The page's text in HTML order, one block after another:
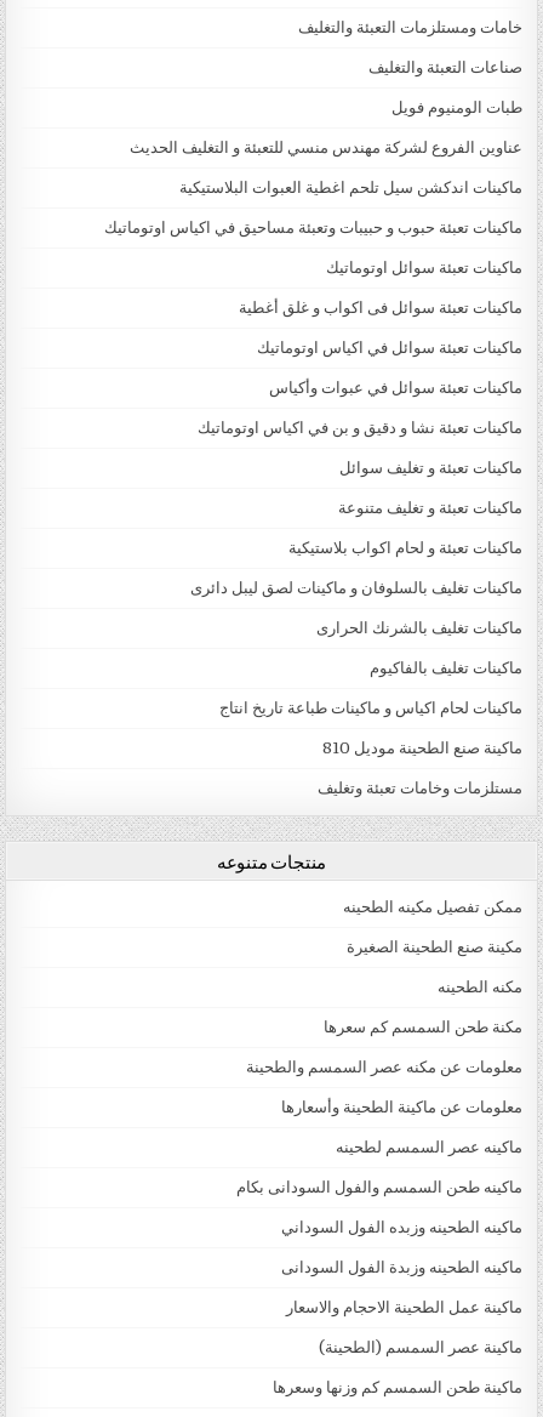
خامات ومستلزمات التعبئة والتغليف
صناعات التعبئة والتغليف
طبات الومنيوم فويل
عناوين الفروع لشركة مهندس منسي للتعبئة و التغليف الحديث
ماكينات اندكشن سيل تلحم اغطية العبوات البلاستيكية
ماكينات تعبئة حبوب و حبيبات وتعبئة مساحيق في اكياس اوتوماتيك
ماكينات تعبئة سوائل اوتوماتيك
ماكينات تعبئة سوائل فى اكواب و غلق أغطية
ماكينات تعبئة سوائل في اكياس اوتوماتيك
ماكينات تعبئة سوائل في عبوات وأكياس
ماكينات تعبئة نشا و دقيق و بن في اكياس اوتوماتيك
ماكينات تعبئة و تغليف سوائل
ماكينات تعبئة و تغليف متنوعة
ماكينات تعبئة و لحام اكواب بلاستيكية
ماكينات تغليف بالسلوفان و ماكينات لصق ليبل دائرى
ماكينات تغليف بالشرنك الحرارى
ماكينات تغليف بالفاكيوم
ماكينات لحام اكياس و ماكينات طباعة تاريخ انتاج
ماكينة صنع الطحينة موديل 810
مستلزمات وخامات تعبئة وتغليف
منتجات متنوعه
ممكن تفصيل مكينه الطحينه
مكينة صنع الطحينة الصغيرة
مكنه الطحينه
مكنة طحن السمسم كم سعرها
معلومات عن مكنه عصر السمسم والطحينة
معلومات عن ماكينة الطحينة وأسعارها
ماكينه عصر السمسم لطحينه
ماكينه طحن السمسم والفول السودانى بكام
ماكينه الطحينه وزبده الفول السوداني
ماكينه الطحينه وزبدة الفول السودانى
ماكينة عمل الطحينة الاحجام والاسعار
ماكينة عصر السمسم (الطحينة)
ماكينة طحن السمسم كم وزنها وسعرها